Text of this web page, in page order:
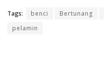
Tags: benci Bertunang
pelamin